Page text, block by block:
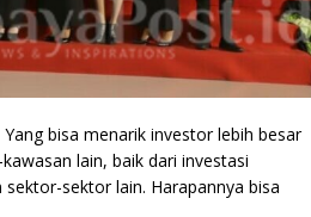
bisa menarik investor lebih besar
lain, baik dari investasi
sektor lain. Harapannya bisa